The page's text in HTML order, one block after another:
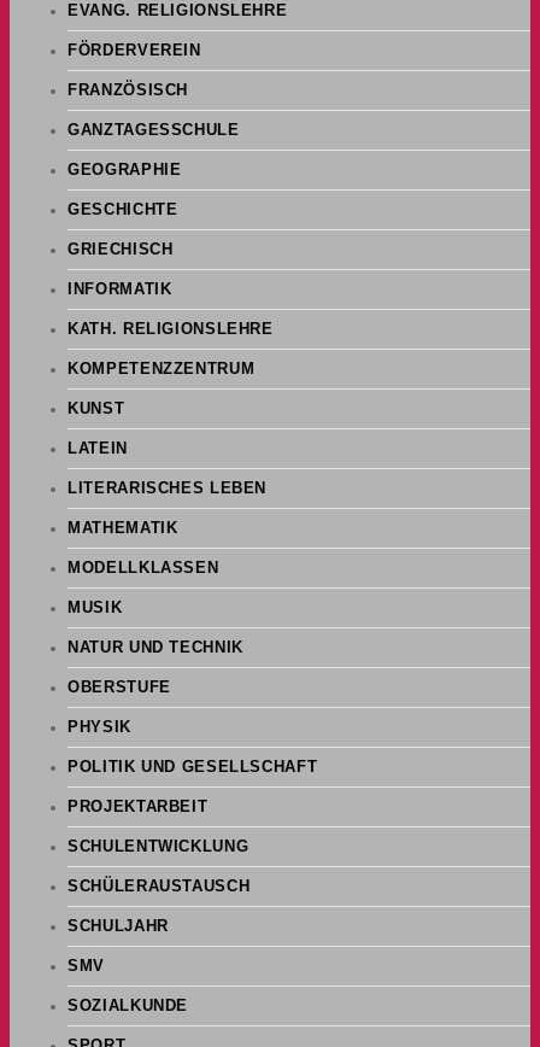
EVANG. RELIGIONSLEHRE
FÖRDERVEREIN
FRANZÖSISCH
GANZTAGESSCHULE
GEOGRAPHIE
GESCHICHTE
GRIECHISCH
INFORMATIK
KATH. RELIGIONSLEHRE
KOMPETENZZENTRUM
KUNST
LATEIN
LITERARISCHES LEBEN
MATHEMATIK
MODELLKLASSEN
MUSIK
NATUR UND TECHNIK
OBERSTUFE
PHYSIK
POLITIK UND GESELLSCHAFT
PROJEKTARBEIT
SCHULENTWICKLUNG
SCHÜLERAUSTAUSCH
SCHULJAHR
SMV
SOZIALKUNDE